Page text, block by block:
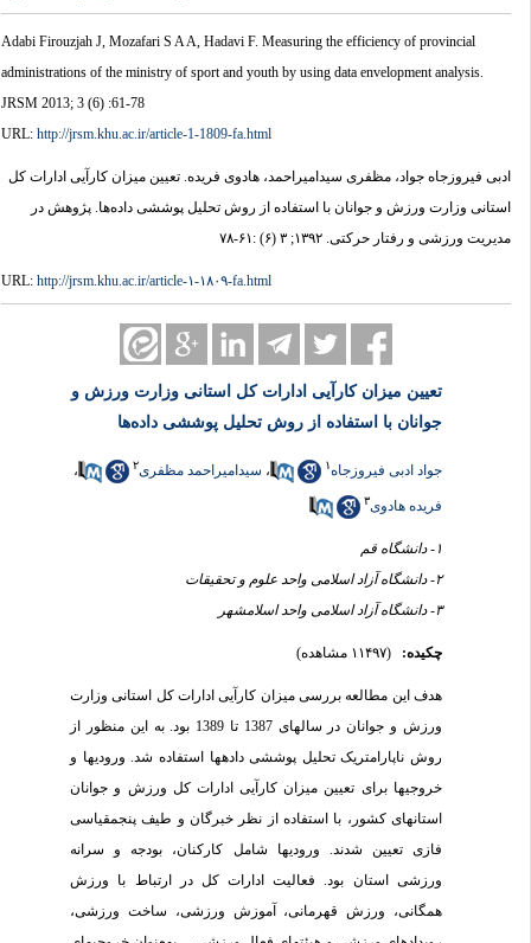
Adabi Firouzjah J, Mozafari S A A, Hadavi F. Measuring the efficiency of provincial
administrations of the ministry of sport and youth by using data envelopment analysis.
JRSM 2013; 3 (6) :61-78
URL:http://jrsm.khu.ac.ir/article-1-1809-fa.html
ادبی فیروزجاه جواد، مظفری سیدامیراحمد، هادوی فریده. تعیین میزان کارآیی ادارات کل
استانی وزارت ورزش و جوانان با استفاده از روش تحلیل پوششی داده‌ها. پژوهش در
مدیریت ورزشی و رفتار حرکتی. ۱۳۹۲; ۳ (۶) :۶۱-۷۸
URL:http://jrsm.khu.ac.ir/article-۱-۱۸۰۹-fa.html
تعیین میزان کارآیی ادارات کل استانی وزارت ورزش و
جوانان با استفاده از روش تحلیل پوششی داده‌ها
جواد ادبی فیروزجاه ۱ ،سیدامیراحمد مظفری ،
فریده هادوی
چکیده: (۱۱۴۹۷ مشاهده)
هدف این مطالعه بررسی میزان کارآیی ادارات کل استانی وزارت
ورزش و جوانان در سال­های 1387 تا 1389 بود. به این منظور از
روش ناپارامتریک تحلیل پوششی داده­ها استفاده شد. ورودی­ها و
خروجی­ها برای تعیین میزان کارآیی ادارات کل ورزش و جوانان
استان­های کشور، با استفاده از نظر خبرگان و طیف پنج­مقیاسی
فازی تعیین شدند. ورودی­ها شامل کارکنان، بودجه و سرانه
ورزشی استان بود. فعالیت ادارات کل در ارتباط با ورزش
همگانی، ورزش قهرمانی، آموزش ورزشی، ساخت ورزشی،